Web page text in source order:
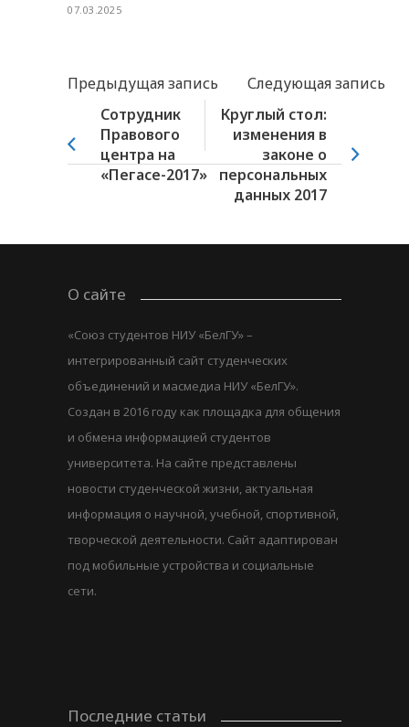
07.03.2025
Предыдущая запись
Следующая запись
Cотрудник
Правового
центра на
«Пегасе-2017»
Круглый стол:
изменения в
законе о
персональных
данных 2017
О сайте
«Союз студентов НИУ «БелГУ» –
интегрированный сайт студенческих
объединений и масмедиа НИУ «БелГУ».
Создан в 2016 году как площадка для общения
и обмена информацией студентов
университета. На сайте представлены
новости студенческой жизни, актуальная
информация о научной, учебной, спортивной,
творческой деятельности. Сайт адаптирован
под мобильные устройства и социальные
сети.
Последние статьи